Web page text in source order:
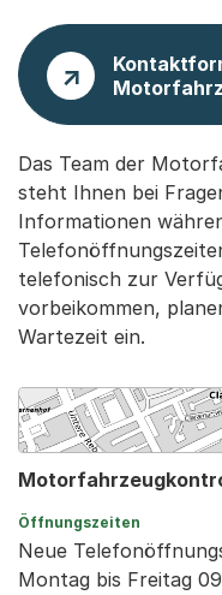
Das Team der
steht Ihnen bei
Informationen
telefonisch zur
vorbeikommen,
Wartezeit ein.
Öffnungszeiten
Neue
Montag bis Freitag